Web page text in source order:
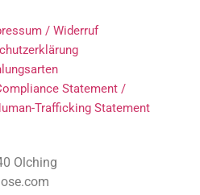
/ Widerruf
Statement /
Trafficking Statement
Olching